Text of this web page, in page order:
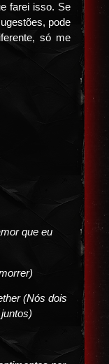
farei isso. Se
pode
só me
que eu
(Nós dois